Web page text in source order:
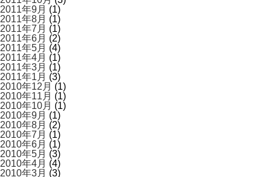
2011年9月 (1)
2011年8月 (1)
2011年7月 (1)
2011年6月 (2)
2011年5月 (4)
2011年4月 (1)
2011年3月 (1)
2011年1月 (3)
2010年12月 (1)
2010年11月 (1)
2010年10月 (1)
2010年9月 (1)
2010年8月 (2)
2010年7月 (1)
2010年6月 (1)
2010年5月 (3)
2010年4月 (4)
2010年3月 (3)